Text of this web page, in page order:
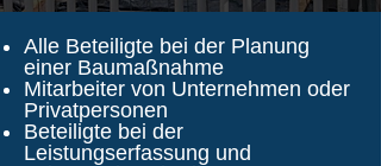
Alle Beteiligte bei der Planung
einer Baumaßnahme
Mitarbeiter von Unternehmen oder
Privatpersonen
Beteiligte bei der
Leistungserfassung und